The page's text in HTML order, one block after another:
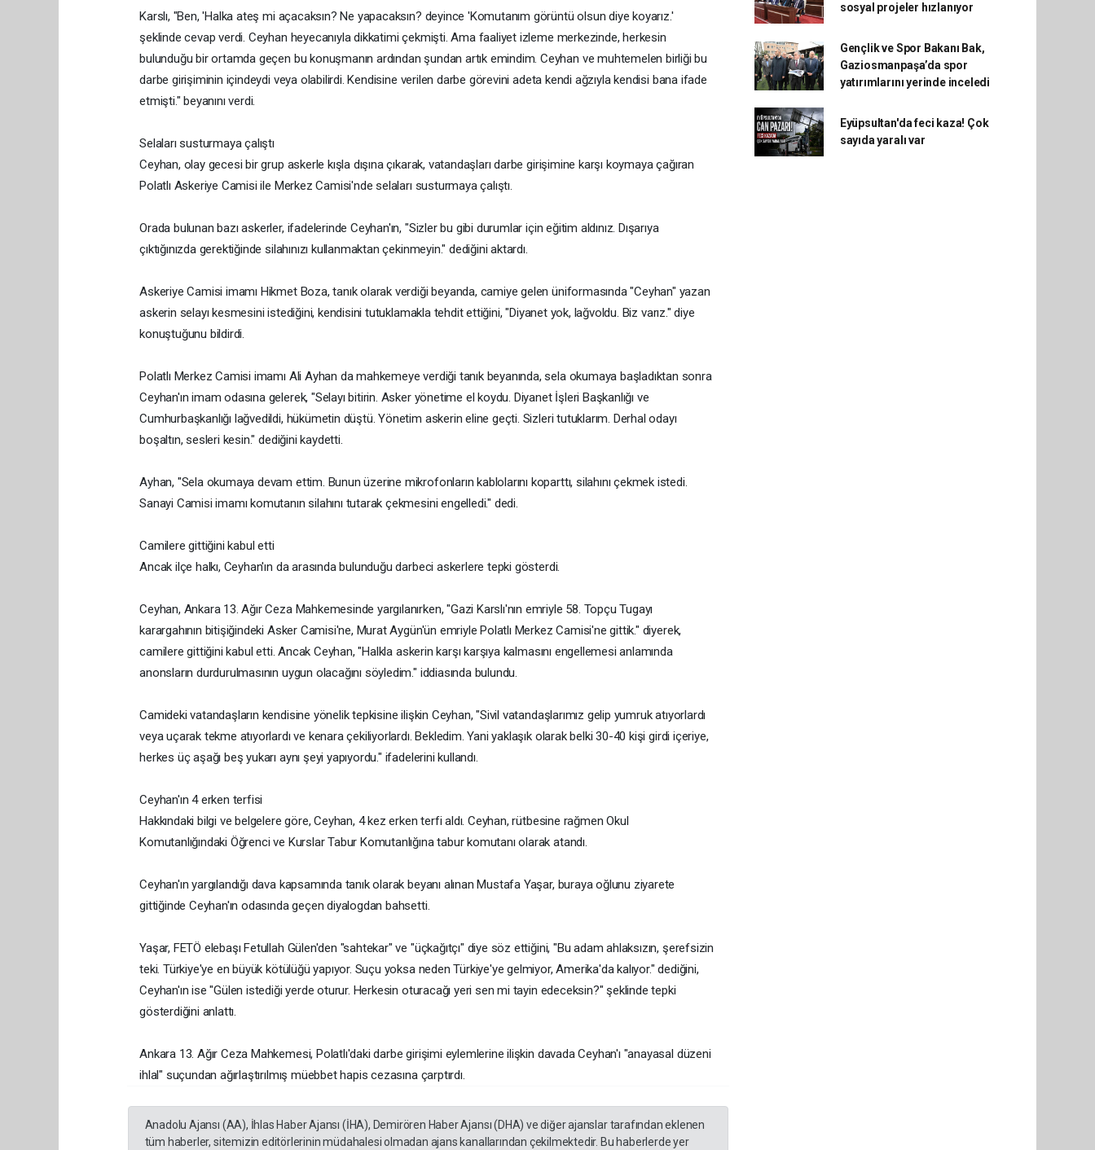
Karslı, "Ben, 'Halka ateş mi açacaksın? Ne yapacaksın? deyince 'Komutanım görüntü olsun diye koyarız.'
şeklinde cevap verdi. Ceyhan heyecanıyla dikkatimi çekmişti. Ama faaliyet izleme merkezinde, herkesin
bulunduğu bir ortamda geçen bu konuşmanın ardından şundan artık emindim. Ceyhan ve muhtemelen birliği bu
darbe girişiminin içindeydi veya olabilirdi. Kendisine verilen darbe görevini adeta kendi ağzıyla kendisi bana ifade
etmişti." beyanını verdi.
Selaları susturmaya çalıştı
Ceyhan, olay gecesi bir grup askerle kışla dışına çıkarak, vatandaşları darbe girişimine karşı koymaya çağıran
Polatlı Askeriye Camisi ile Merkez Camisi'nde selaları susturmaya çalıştı.
Orada bulunan bazı askerler, ifadelerinde Ceyhan'ın, "Sizler bu gibi durumlar için eğitim aldınız. Dışarıya
çıktığınızda gerektiğinde silahınızı kullanmaktan çekinmeyin." dediğini aktardı.
Askeriye Camisi imamı Hikmet Boza, tanık olarak verdiği beyanda, camiye gelen üniformasında "Ceyhan" yazan
askerin selayı kesmesini istediğini, kendisini tutuklamakla tehdit ettiğini, "Diyanet yok, lağvoldu. Biz varız." diye
konuştuğunu bildirdi.
Polatlı Merkez Camisi imamı Ali Ayhan da mahkemeye verdiği tanık beyanında, sela okumaya başladıktan sonra
Ceyhan'ın imam odasına gelerek, "Selayı bitirin. Asker yönetime el koydu. Diyanet İşleri Başkanlığı ve
Cumhurbaşkanlığı lağvedildi, hükümetin düştü. Yönetim askerin eline geçti. Sizleri tutuklarım. Derhal odayı
boşaltın, sesleri kesin." dediğini kaydetti.
Ayhan, "Sela okumaya devam ettim. Bunun üzerine mikrofonların kablolarını koparttı, silahını çekmek istedi.
Sanayi Camisi imamı komutanın silahını tutarak çekmesini engelledi." dedi.
Camilere gittiğini kabul etti
Ancak ilçe halkı, Ceyhan'ın da arasında bulunduğu darbeci askerlere tepki gösterdi.
Ceyhan, Ankara 13. Ağır Ceza Mahkemesinde yargılanırken, "Gazi Karslı'nın emriyle 58. Topçu Tugayı
karargahının bitişiğindeki Asker Camisi'ne, Murat Aygün'ün emriyle Polatlı Merkez Camisi'ne gittik." diyerek,
camilere gittiğini kabul etti. Ancak Ceyhan, "Halkla askerin karşı karşıya kalmasını engellemesi anlamında
anonsların durdurulmasının uygun olacağını söyledim." iddiasında bulundu.
Camideki vatandaşların kendisine yönelik tepkisine ilişkin Ceyhan, "Sivil vatandaşlarımız gelip yumruk atıyorlardı
veya uçarak tekme atıyorlardı ve kenara çekiliyorlardı. Bekledim. Yani yaklaşık olarak belki 30-40 kişi girdi içeriye,
herkes üç aşağı beş yukarı aynı şeyi yapıyordu." ifadelerini kullandı.
Ceyhan'ın 4 erken terfisi
Hakkındaki bilgi ve belgelere göre, Ceyhan, 4 kez erken terfi aldı. Ceyhan, rütbesine rağmen Okul
Komutanlığındaki Öğrenci ve Kurslar Tabur Komutanlığına tabur komutanı olarak atandı.
Ceyhan'ın yargılandığı dava kapsamında tanık olarak beyanı alınan Mustafa Yaşar, buraya oğlunu ziyarete
gittiğinde Ceyhan'ın odasında geçen diyalogdan bahsetti.
Yaşar, FETÖ elebaşı Fetullah Gülen'den "sahtekar" ve "üçkağıtçı" diye söz ettiğini, "Bu adam ahlaksızın, şerefsizin
teki. Türkiye'ye en büyük kötülüğü yapıyor. Suçu yoksa neden Türkiye'ye gelmiyor, Amerika'da kalıyor." dediğini,
Ceyhan'ın ise "Gülen istediği yerde oturur. Herkesin oturacağı yeri sen mi tayin edeceksin?" şeklinde tepki
gösterdiğini anlattı.
Ankara 13. Ağır Ceza Mahkemesi, Polatlı'daki darbe girişimi eylemlerine ilişkin davada Ceyhan'ı "anayasal düzeni
ihlal" suçundan ağırlaştırılmış müebbet hapis cezasına çarptırdı.
Anadolu Ajansı (AA), İhlas Haber Ajansı (İHA), Demirören Haber Ajansı (DHA) ve diğer ajanslar tarafından eklenen
tüm haberler, sitemizin editörlerinin müdahalesi olmadan ajans kanallarından çekilmektedir. Bu haberlerde yer
sosyal projeler hızlanıyor
Gençlik ve Spor Bakanı Bak,
Gaziosmanpaşa’da spor
yatırımlarını yerinde inceledi
Eyüpsultan'da feci kaza! Çok
sayıda yaralı var